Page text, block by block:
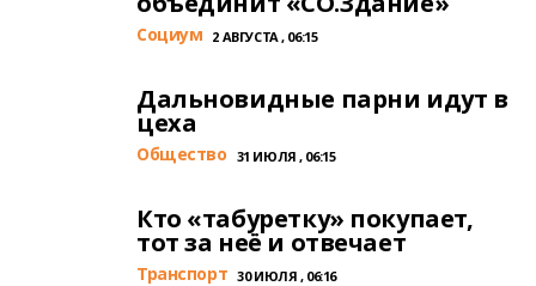
Cоциум 2 АВГУСТА , 06:15
Дальновидные парни идут в
цеха
Общество 31 ИЮЛЯ , 06:15
Кто «табуретку» покупает,
тот за неё и отвечает
Транспорт 30 ИЮЛЯ , 06:16